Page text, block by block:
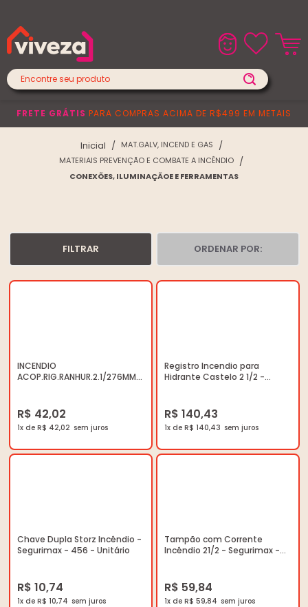
FRETE GRÁTIS PARA COMPRAS ACIMA DE R$499 EM METAIS
FILTRAR ORDENAR POR:
MAT.GALV, INCEND E GAS
MATERIAIS PREVENÇÃO E COMBATE A INCÊNDIO
CONEXÕES, ILUMINAÇÃOE E FERRAMENTAS
INCENDIO
ACOP.RIG.RANHUR.2.1/276MM
R$ 42,02
1x de R$ 42,02
Registro Incendio para
Hidrante Castelo 2 1/2 -
R$ 140,43
1x de R$ 140,43
Chave Dupla Storz Incêndio -
Segurimax - 456 - Unitário
R$ 10,74
1x de R$ 10,74
Tampão com Corrente
Incêndio 21/2 - Segurimax -
R$ 59,84
1x de R$ 59,84